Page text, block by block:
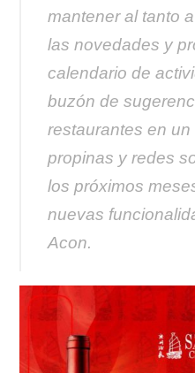
mantener al tanto
las novedades y
calendario de
buzón de
restaurantes en
propinas y redes
los próximos
nuevas
Acon.